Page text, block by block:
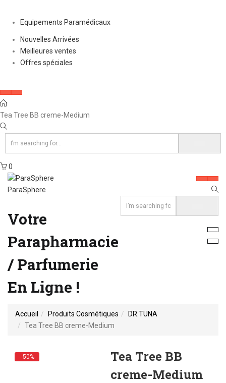
Equipements Paramédicaux
Nouvelles Arrivées
Meilleures ventes
Offres spéciales
Tea Tree BB creme-Medium
0
ParaSphere
Votre
Parapharmacie
/ Parfumerie
En Ligne !
Accueil Produits Cosmétiques
DR.TUNA
Tea Tree BB creme-Medium
- 50%
Tea Tree BB
creme-Medium